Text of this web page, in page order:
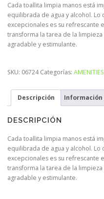
Cada toallita limpia manos está
equilibrada de agua y alcohol. Lo
excepcionales es su refrescante
transforma la tarea de la
agradable y estimulante.
SKU: 06724 Categorías: AMENITIES
Descripción Información
DESCRIPCIÓN
Cada toallita limpia manos está
equilibrada de agua y alcohol. Lo
excepcionales es su refrescante
transforma la tarea de la
agradable y estimulante.